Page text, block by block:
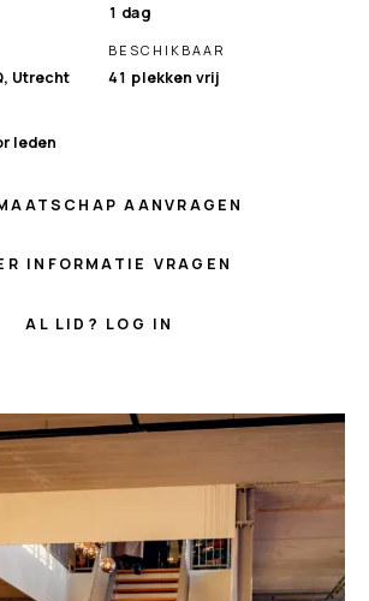
1 dag
Utrecht
BESCHIKBAAR
41 plekken vrij
leden
AANVRAGEN
INFORMATIE VRAGEN
AL LID? LOG IN